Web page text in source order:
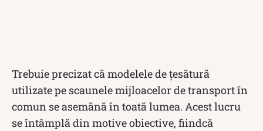
Trebuie precizat că modelele de țesătură
utilizate pe scaunele mijloacelor de transport în
comun se asemănă în toată lumea. Acest lucru
se întâmplă din motive obiective, fiindcă